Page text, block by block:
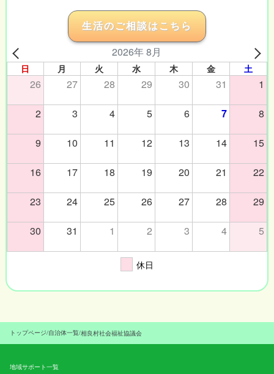
生活のご相談はこちら
2026年 8月
日 月 火 水 木 金 土
26 27 28 29 30 31 1
2 3 4 5 6 7 8
9 10 11 12 13 14 15
16 17 18 19 20 21 22
23 24 25 26 27 28 29
30 31 1 2 3 4 5
休日
トップページ/自治体一覧/相良村社会福祉協議会
地域サポート一覧